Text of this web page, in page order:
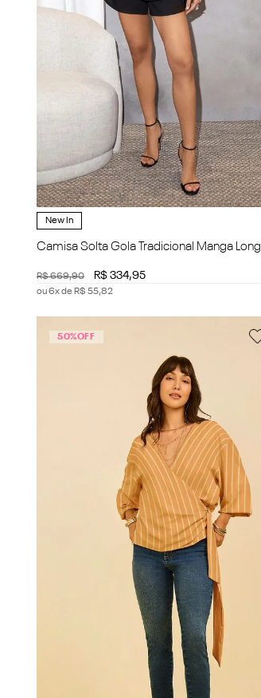
New In
Camisa Solta Gola Tradicional Manga
R$669,90 R$ 334,95
ou6x de R$ 55,82
50%OFF